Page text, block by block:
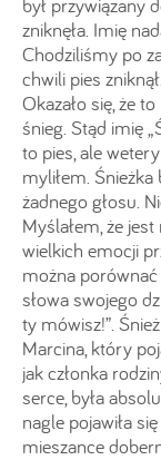
zniknęła. Imię
Chodziliśmy po
chwili pies
Okazało się, że
śnieg. Stąd imię
to pies, ale
myliłem. Śnieżka
żadnego głosu.
Myślałem, że
wielkich emocji
można
słowa swojego
ty mówisz!”.
Marcina, który
jak członka
serce, była
nagle pojawiła
mieszance